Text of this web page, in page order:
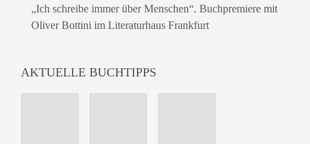
„Ich schreibe immer über Menschen“. Buchpremiere mit
Oliver Bottini im Literaturhaus Frankfurt
AKTUELLE BUCHTIPPS